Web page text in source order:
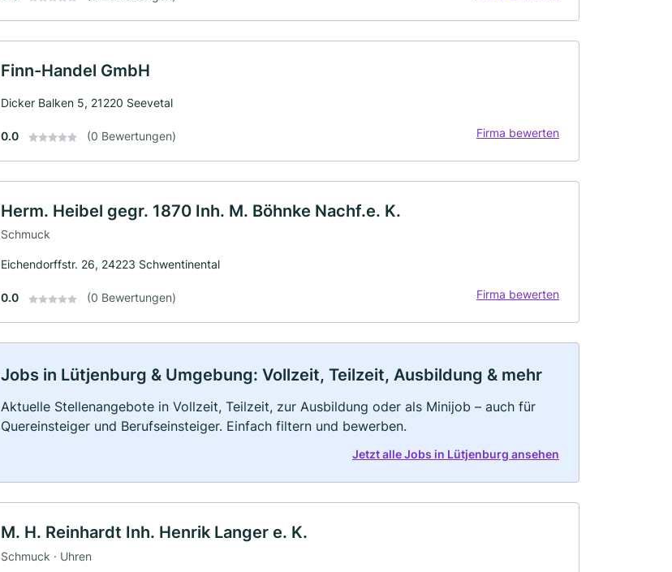
Finn-Handel GmbH
Dicker Balken 5, 21220 Seevetal
0.0 (0 Bewertungen) Firma bewerten
Herm. Heibel gegr. 1870 Inh. M. Böhnke Nachf.e. K.
Schmuck
Eichendorffstr. 26, 24223 Schwentinental
0.0 (0 Bewertungen) Firma bewerten
Jobs in Lütjenburg & Umgebung: Vollzeit, Teilzeit, Ausbildung & mehr
Aktuelle Stellenangebote in Vollzeit, Teilzeit, zur Ausbildung oder als Minijob – auch für
Quereinsteiger und Berufseinsteiger. Einfach filtern und bewerben.
Jetzt alle Jobs in Lütjenburg ansehen
M. H. Reinhardt Inh. Henrik Langer e. K.
Schmuck · Uhren